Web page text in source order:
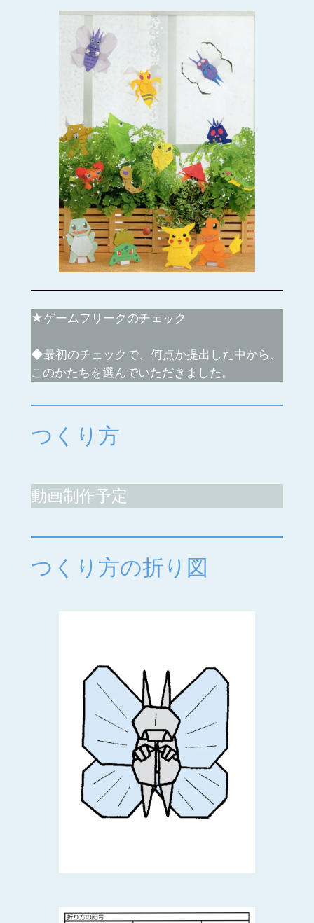
★ゲームフリークのチェック
◆最初のチェックで、何点か提出した中から、
このかたちを選んでいただきました。
つくり方
動画制作予定
つくり方の折り図